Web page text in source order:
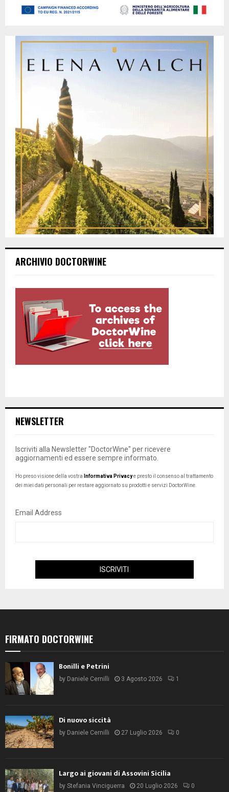
ARCHIVIO DOCTORWINE
NEWSLETTER
Iscriviti alla Newsletter "DoctorWine" per ricevere
aggiornamenti ed essere sempre informato.
Ho preso visione della vostra Informativa Privacye presto il consenso al trattamento
dei miei dati personali per restare aggiornato su prodotti e servizi DoctorWine.
Email Address
FIRMATO DOCTORWINE
Bonilli e Petrini
by Daniele Cernilli 3 Agosto 2026 1
Di nuovo siccità
by Daniele Cernilli 27 Luglio 2026 0
Largo ai giovani di Assovini Sicilia
by Stefania Vinciguerra 20 Luglio 2026 0